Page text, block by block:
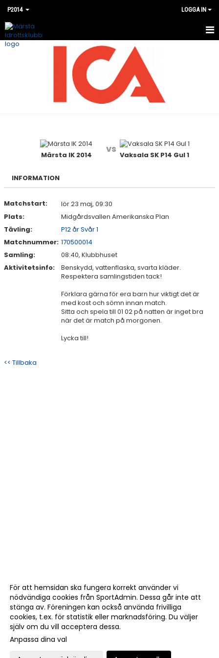
P2014 LOGGA IN
HEM
KONTAKT
Märsta IK 2014
vs
Vaksala SK P14 Gul 1
INFORMATION
Matchstart:
lör 23 maj, 09:30
Plats:
Midgårdsvallen Amerikanska Plan
Tävling:
P12 år Svår 1
Matchnummer: 170500014
Samling:
08:40, Klubbhuset
Aktivitetsinfo:
Benskydd, vattenflaska, svarta kläder.
Respektera samlingstiden tack!
Förklara gärna för era barn hur viktigt det är
med kost och sömn innan match.
Sitta och spela till 01 02 på natten är inget bra
när det är match på morgonen.
Lycka till!
<< Tillbaka
För att hemsidan ska fungera korrekt använder vi
nödvändiga cookies från SportAdmin. Dessa går inte att
stänga av. Föreningen kan också använda frivilliga
cookies, t.ex. för statistik eller marknadsföring. Du väljer
själv om du vill acceptera dessa.
Anpassa dina val